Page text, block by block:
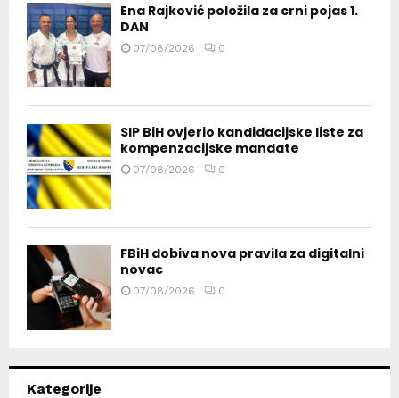
Ena Rajković položila za crni pojas 1.
DAN
07/08/2026 0
SIP BiH ovjerio kandidacijske liste za
kompenzacijske mandate
07/08/2026 0
FBiH dobiva nova pravila za digitalni
novac
07/08/2026 0
Kategorije